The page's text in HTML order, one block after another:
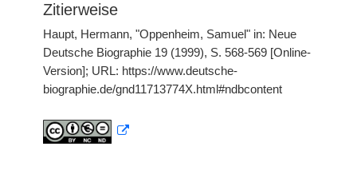
Zitierweise
Haupt, Hermann, "Oppenheim, Samuel" in: Neue
Deutsche Biographie 19 (1999), S. 568-569 [Online-
Version]; URL: https://www.deutsche-
biographie.de/gnd11713774X.html#ndbcontent